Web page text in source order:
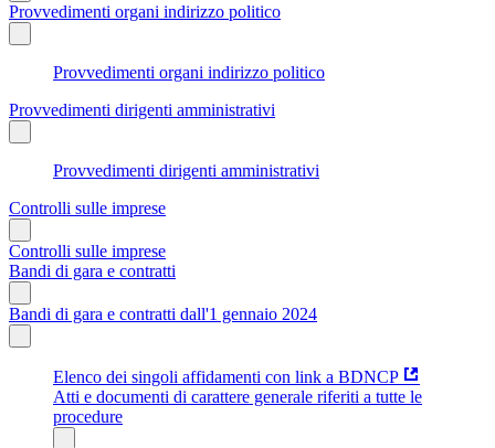
Provvedimenti organi indirizzo politico
Provvedimenti organi indirizzo politico
Provvedimenti dirigenti amministrativi
Provvedimenti dirigenti amministrativi
Controlli sulle imprese
Controlli sulle imprese
Bandi di gara e contratti
Bandi di gara e contratti dall'1 gennaio 2024
Elenco dei singoli affidamenti con link a BDNCP
Atti e documenti di carattere generale riferiti a tutte le
procedure